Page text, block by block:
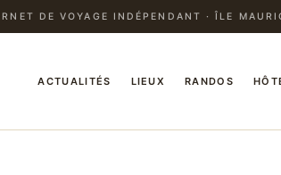
DE VOYAGE INDÉPENDANT · ÎLE
ACTUALITÉS LIEUX RANDOS